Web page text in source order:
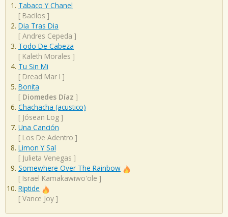
Tabaco Y Chanel
[ Bacilos ]
Dia Tras Dia
[ Andres Cepeda ]
Todo De Cabeza
[ Kaleth Morales ]
Tu Sin Mi
[ Dread Mar I ]
Bonita
[ Diomedes Díaz ]
Chachacha (acustico)
[ Jósean Log ]
Una Canción
[ Los De Adentro ]
Limon Y Sal
[ Julieta Venegas ]
Somewhere Over The Rainbow
[ Israel Kamakawiwo'ole ]
Riptide
[ Vance Joy ]